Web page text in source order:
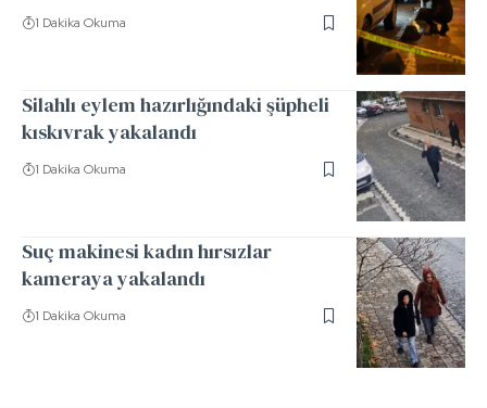
1 Dakika Okuma
Silahlı eylem hazırlığındaki şüpheli
kıskıvrak yakalandı
1 Dakika Okuma
Suç makinesi kadın hırsızlar
kameraya yakalandı
1 Dakika Okuma